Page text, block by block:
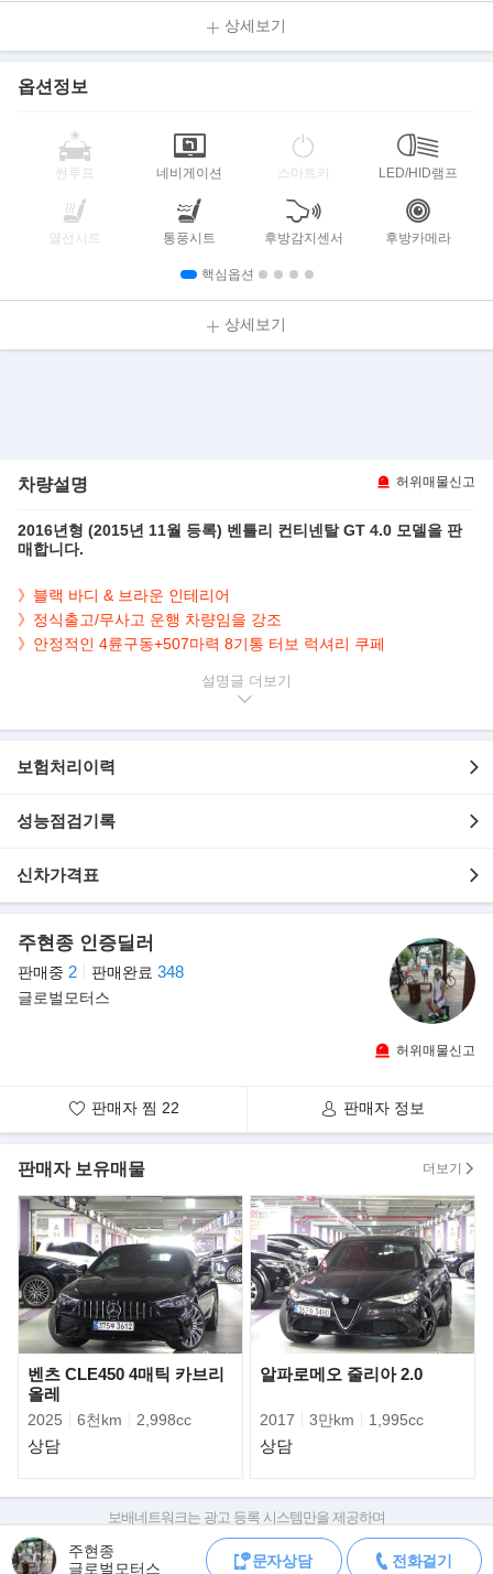
상세보기
옵션정보
썬루프 네비게이션 스마트키 LED/HID램프
열선시트 통풍시트 후방감지센서 후방카메라
핵심옵션
상세보기
차량설명 허위매물신고
2016년형 (2015년 11월 등록) 벤틀리 컨티넨탈 GT 4.0 모델을 판
매합니다.
》 블랙 바디 & 브라운 인테리어
》정식출고/무사고 운행 차량임을 강조
》안정적인 4륜구동+507마력 8기통 터보 럭셔리 쿠페
-정식출고
- 무사고운행
- 엠비언트 라이트 적용
- 깔끔하게 관리된 내/외관 보유
- 4륜구동+507마력 4.0L V8 터보 럭셔리 쿠페
▶뉴 컨티넨탈 GT..
새롭게 개발된 트윈 터보차저 방식의 4리터 V8 엔진이 탑재된 컨티
넨탈 GT/GTC V8 라인업은 럭셔리
스포츠카 세그먼트에서 배기량 대비 출력 기준을 새롭게 제시하는
벤틀리의 신형 V8 엔진은 6,000 rpm에서 507마력(507 PS)의 강력
꾸준히 뿜어내 벤틀리 고유의 파워풀
하면서도 여유로운 퍼포먼스를 자랑한다.
또한 신형 V8 엔진은 새롭게 개발된 클로즈 레이시오 (close-ratio,
기어비의 간격이 촘촘한 변속기)
설명글
보험처리이력
성능점검기록
신차가격표
주현종 인증딜러
판매중 2 판매완료 348
글로벌모터스
허위매물신고
판매자 찜 22 판매자 정보
판매자 보유매물 더보기
벤츠 CLE450 4매틱 카브리
올레
2025 6천km 2,998cc
상담
알파로메오 줄리아 2.0
2017 3만km 1,995cc
상담
주현종
글로벌모터스
문자상담 전화걸기
보배네트워크는 광고 등록 시스템만을 제공하며
판매자가 직접 등록한 내용에 대한 모든 책임은 판매자에게 있습니다.
차량 구매 시 차량등록증, 성능점검기록부, 실제 차량 상태,